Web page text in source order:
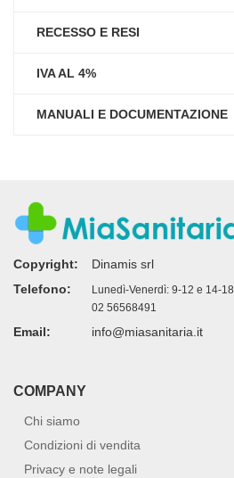
RECESSO E RESI
IVA AL 4%
MANUALI E DOCUMENTAZIONE
Copyright:
Dinamis srl
Telefono:
Lunedì-Venerdì: 9-12 e 14-18
02 56568491
Email: info@miasanitaria.it
COMPANY
Chi siamo
Condizioni di vendita
Privacy e note legali